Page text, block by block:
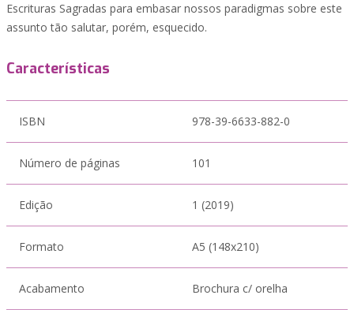
Escrituras Sagradas para embasar nossos paradigmas sobre este
assunto tão salutar, porém, esquecido.
Características
ISBN 978-39-6633-882-0
Número de páginas 101
Edição 1 (2019)
Formato A5 (148x210)
Acabamento Brochura c/ orelha